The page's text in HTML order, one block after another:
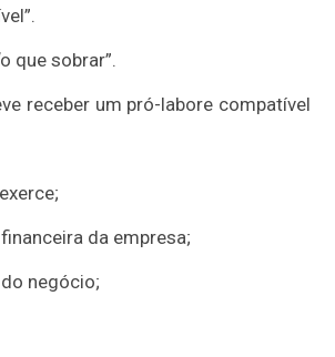
que sobrar”.
receber um pró-labore compatível
da empresa;
negócio;